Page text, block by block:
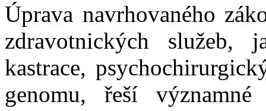
Úprava navrhovaného
zdravotnických služeb,
kastrace,
genomu, řeší